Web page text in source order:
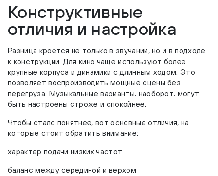
Конструктивные
отличия и настройка
Разница кроется не только в звучании, но и в подходе
к конструкции. Для кино чаще используют более
крупные корпуса и динамики с длинным ходом. Это
позволяет воспроизводить мощные сцены без
перегруза. Музыкальные варианты, наоборот, могут
быть настроены строже и спокойнее.
Чтобы стало понятнее, вот основные отличия, на
которые стоит обратить внимание:
характер подачи низких частот
баланс между серединой и верхом